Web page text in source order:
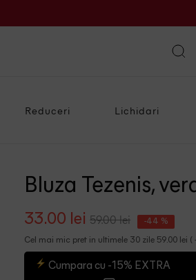
Reduceri Lichidari
Bluza Tezenis,
33.00 lei 59.00 lei -44 %
Cel mai mic pret in ultimele 30 zile 59.00 lei (
Cumpara cu -15% EXTRA